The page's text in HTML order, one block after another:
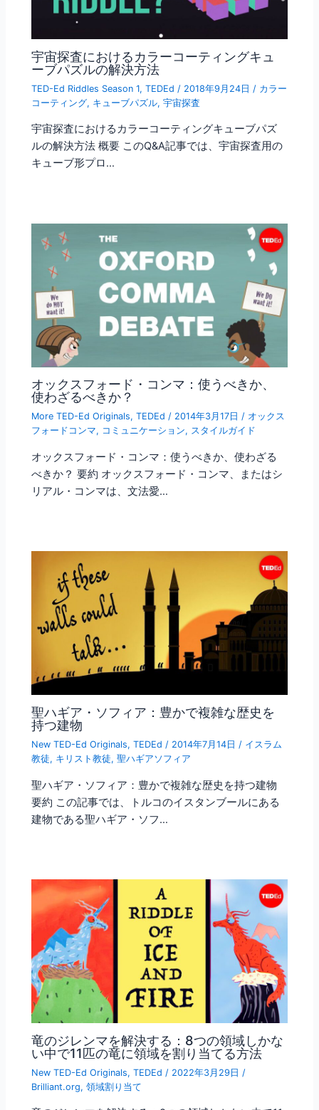
宇宙探査におけるカラーコーティングキュ
ーブパズルの解決方法
TED-Ed Riddles Season 1,TEDEd / 2018年9月24日 / カラー
コーティング, キューブパズル,宇宙探査
宇宙探査におけるカラーコーティングキューブパズ
ルの解決方法 概要 このQ&A記事では、宇宙探査用の
キューブ形プロ…
オックスフォード・コンマ：使うべきか、
使わざるべきか？
More TED-Ed Originals,TEDEd / 2014年3月17日/ オックス
フォードコンマ, コミュニケーション, スタイルガイド
オックスフォード・コンマ：使うべきか、使わざる
べきか？ 要約 オックスフォード・コンマ、またはシ
リアル・コンマは、文法愛…
聖ハギア・ソフィア：豊かで複雑な歴史を
持つ建物
New TED-Ed Originals,TEDEd / 2014年7月14日/ イスラム
教徒, キリスト教徒,聖ハギアソフィア
聖ハギア・ソフィア：豊かで複雑な歴史を持つ建物
要約 この記事では、トルコのイスタンブールにある
建物である聖ハギア・ソフ…
竜のジレンマを解決する：8つの領域しかな
い中で11匹の竜に領域を割り当てる方法
New TED-Ed Originals,TEDEd / 2022年3月29日 /
Brilliant.org,領域割り当て